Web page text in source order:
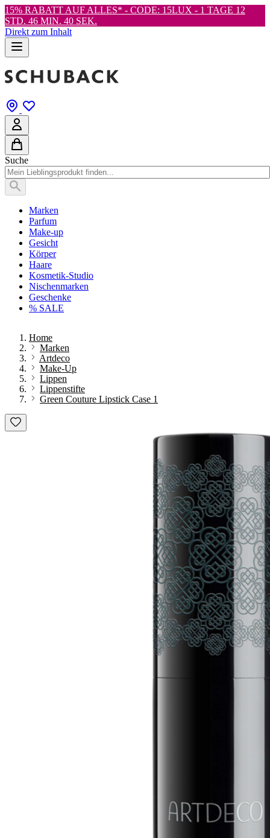
15% RABATT AUF ALLES* - CODE: 15LUX - 1 TAGE 12
STD. 46 MIN. 38 SEK.
Direkt zum Inhalt
Suche
Marken
Parfum
Make-up
Gesicht
Körper
Haare
Kosmetik-Studio
Nischenmarken
Geschenke
% SALE
Home
Marken
Artdeco
Make-Up
Lippen
Lippenstifte
Green Couture Lipstick Case 1